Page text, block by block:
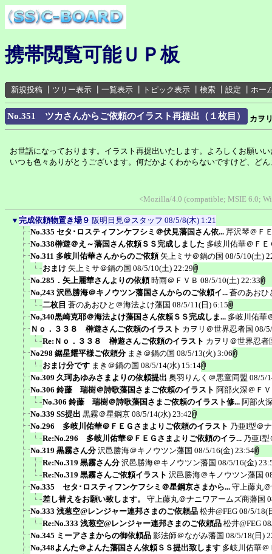
携帯閲覧可能ＵＰ板
新規投稿 ツリー表示 一覧表示 トピック表示 検索 設定 ホー
No.351 ツカさんからご依頼のイラスト再提出（１枚目） カヲ
お世話になっております。イラスト再提出いたします。よろしくお願い
いつも色々ありがとうございます。何だかよくわからないですけど、ど
<Mozilla/4.0 (compatible; MSIE 6.0;
▼ 完成依頼物置き場９ 阪明日見＠スタッフ 08/5/8(木) 1:21
No.335 セタ･ロスティフンケフシミ＠伏見藩国さん依... 芹沢琴＠Ｆ
No.338榊遊＠え～藩国さん依頼ＳＳ完成しました 多岐川佑華＠ＦＥ
No.311 多岐川佑華さんからのご依頼 矢上ミサ＠鍋の国 08/5/10(土)
おまけ 矢上ミサ＠鍋の国 08/5/10(土) 22:29
No.285．矢上麗華さんよりの依頼 時雨＠ＦＶＢ 08/5/10(土) 22:33
No,243 沢邑勝海＠キノウツン藩国さんからのご依頼イ... 蒼のあおひ
二枚目 蒼のあおひと＠海法よけ藩国 08/5/11(日) 6:15
No,340黒崎克耶＠海法よけ藩国さん依頼ＳＳ完成しま... 多岐川佑華
Ｎｏ．３３８ 榊遊さんご依頼のイラスト カヲリ＠世界忍者国 08/
Re:Ｎｏ．３３８ 榊遊さんご依頼のイラスト カヲリ＠世界忍者
No298 鋸星耀平様ご依頼分 まき＠鍋の国 08/5/13(火) 3:06
おまけ分です まき＠鍋の国 08/5/14(水) 15:14
No.309 久珂あゆみさまよりの依頼提出 奥羽りんく＠悪童同盟 08/5/
No.306 鈴藤 瑞樹＠詩歌藩国さまご依頼のイラスト 阿部火深＠Ｆ
No.306 鈴藤 瑞樹＠詩歌藩国さまご依頼のイラスト修... 阿部火
No.339 SS提出 黒霧＠星鋼京 08/5/14(水) 23:42
No.296 多岐川佑華＠ＦＥＧさまよりご依頼のイラスト 乃亜I型＠
Re:No.296 多岐川佑華＠ＦＥＧさまよりご依頼のイラ... 乃亜I
No.319 黒霧さん分 沢邑勝海＠キノウツン藩国 08/5/16(金) 23:54
Re:No.319 黒霧さん分 沢邑勝海＠キノウツン藩国 08/5/16(金)
Re:No.319 黒霧さんご依頼イラスト 沢邑勝海＠キノウツン藩国
No.335 セタ･ロスティフンケフシミ＠星鋼京さまから... 守上藤丸
差し替えをお願い致します。
守上藤丸＠ナニワアームズ商藩国
No.333 浅葱空@レンジャー連邦さまのご依頼品 松井@FEG 08/5/18(
Re:No.333 浅葱空@レンジャー連邦さまのご依頼品 松井@FEG
No.345 ミーアさまからの御依頼品 影法師＠ながみ藩国 08/5/18(日)
No,348よんた＠よんた藩国さん依頼ＳＳ提出致します 多岐川佑華＠